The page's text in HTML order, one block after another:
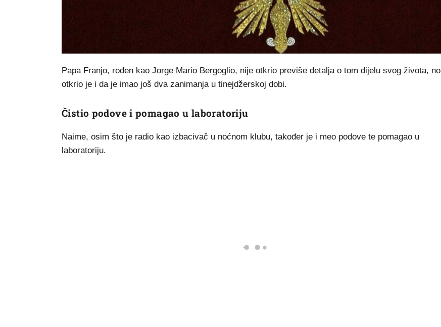
Papa Franjo, rođen kao Jorge Mario Bergoglio, nije otkrio previše detalja o tom dijelu svog života, no
otkrio je i da je imao još dva zanimanja u tinejdžerskoj dobi.
Čistio podove i pomagao u laboratoriju
Naime, osim što je radio kao izbacivač u noćnom klubu, također je i meo podove te pomagao u
laboratoriju.